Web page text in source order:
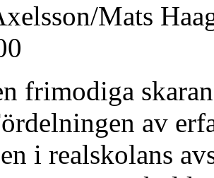
Axelsson/
frimodiga
av
i realskolans